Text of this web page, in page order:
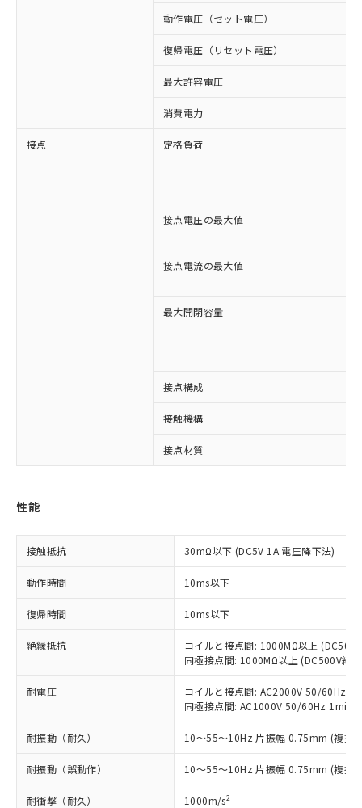
動作電圧（セット電圧）
復帰電圧（リセット電圧）
最大許容電圧
消費電力
接点 定格負荷
接点電圧の最大値
接点電流の最大値
最大開閉容量
接点構成
接触機構
接点材質
性能
接触抵抗 30mΩ以下 (DC5V 1A 電圧降下法)
動作時間 10ms以下
復帰時間 10ms以下
絶縁抵抗
コイルと接点間: 1000MΩ以上
同極接点間: 1000MΩ以上 (DC500V絶
耐電圧
コイルと接点間: AC2000V 50/60Hz
同極接点間: AC1000V 50/60Hz 1min
耐振動（耐久） 10～55～10Hz 片振幅 0.75mm (複振
耐振動（誤動作） 10～55～10Hz 片振幅 0.75mm (複振
耐衝撃（耐久） 1000m/s2
以下の条件をお読みいただき、同意のうえ
本サービスは、当社制御機器事業取扱
商品の当社在庫状況および標準価格
(税抜)を提供させていただくもので
当社制御機器事業取扱商品の中には、
本サービスの対象外となる商品もある
ことをご了承ください。
在庫状況および標準価格照会結果は、
記載している更新日時点での社内デー
タに基づき作成されるものであり、閲
覧された時点での実際の在庫および標
準価格とは異なる場合があることをご
非含有に対応した製品が提供可能な商品で
す。
対応予定なし：EU RoHS指令（10物質）の
非含有に非対応の商品で、対応品を出す予
調査・確認中：EU RoHS指令（10物質）の
商品です。
非該当品：ライセンス料など無形物で、有
害物質有無と関係のない商品です。
仕入先様の事情により、非含有部品として
いたものが、含有品と判明した場合などや
むを得ず変更することがあります。
*EU RoHS指令（10物質）：
鉛(Pb) 1000ppm以下、 水銀(Hg) 1000ppm以下、 カド
ミウム(Cd) 100ppm以下、
六価クロム(Cr(Ⅵ)) 1000ppm以下、ポリ臭化ビフェニル
類(PBB) 1000ppm以下、ポリ臭化ジフェニルエーテル類
(PBDE) 1000ppm以下、フタル酸ビス(2-エチルヘキシ
※1 中国RoHS○×表
「○」：最大均質材料含有率が中国RoHSの
基準値以下であることを示します。
基準値を超えていることを示します。
「－」：未確認です。当社販売部門へお問
*中国RoHS10物質の基準値 (GB/T26572)：
Pb(鉛) :1000ppm、 Hg(水銀) : 1000ppm、 Cd(カドミウ
ニル類) : 1000ppm、 PBDEs(ポリ臭化ジフェニルエーテ
当社は、これら貴社製品のうち、外国
為替および外国貿易法に定める商品
（以下｢規制貨物等」という）を輸出
または国外への提供する場合は、日本
国政府の輸出許可(または役務取引許
可)を取得するなどの必要な手続きを
号
○ 一定数以上の在庫あり